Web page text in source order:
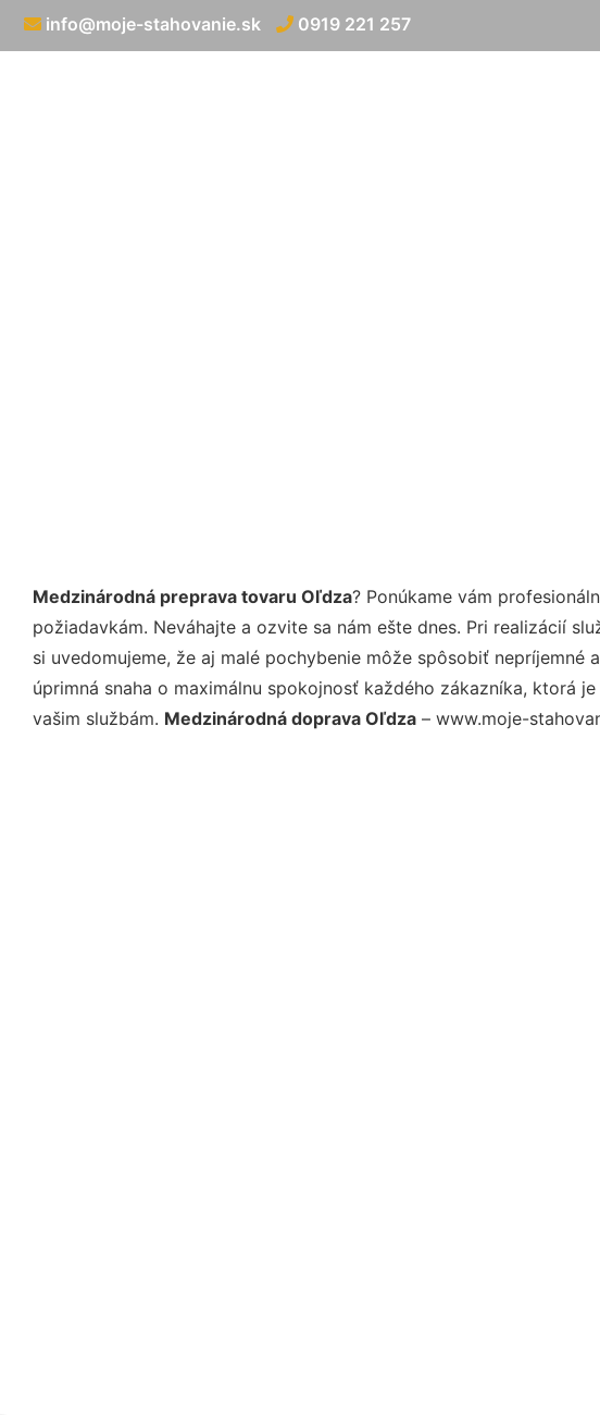
info@moje-stahovanie.sk 0919 221 257
Medzinárodná preprava tovaru Oľdza? Ponúkame vám
požiadavkám. Neváhajte a ozvite sa nám ešte dnes. Pri realizácií
si uvedomujeme, že aj malé pochybenie môže spôsobiť
úprimná snaha o maximálnu spokojnosť každého zákazníka, ktorá
vašim službám. Medzinárodná doprava Oľdza – www.moje-